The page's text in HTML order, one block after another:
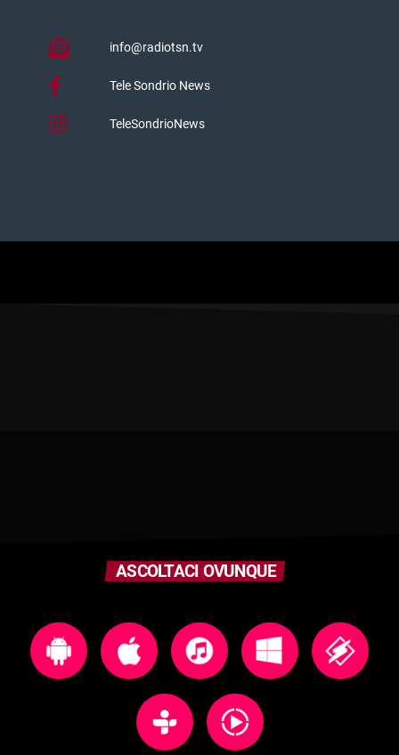
info@radiotsn.tv
Tele Sondrio News
TeleSondrioNews
ASCOLTACI OVUNQUE